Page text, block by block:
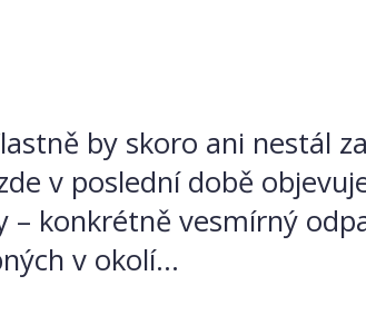
by skoro ani nestál
v poslední době
– konkrétně vesmírný
v okolí...